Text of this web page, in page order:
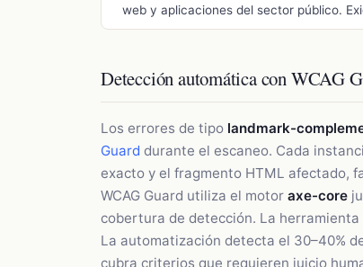
web y aplicaciones del sector público.
Detección automática con WCAG
Los errores de tipo landmark-
Guard durante el escaneo. Cada
exacto y el fragmento HTML afectado,
WCAG Guard utiliza el motor axe-core
cobertura de detección. La
La automatización detecta el 30–40%
cubra criterios que requieren juicio